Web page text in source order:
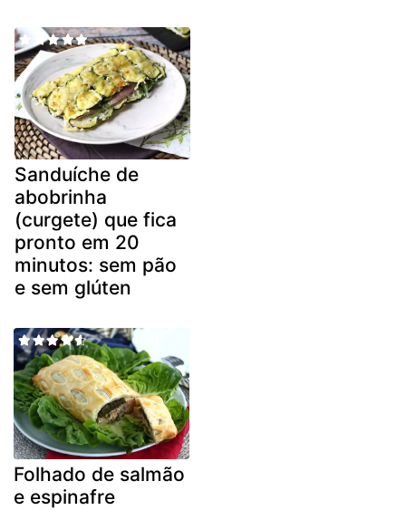
Sanduíche de
abobrinha
(curgete) que fica
pronto em 20
minutos: sem pão
e sem glúten
Folhado de salmão
e espinafre